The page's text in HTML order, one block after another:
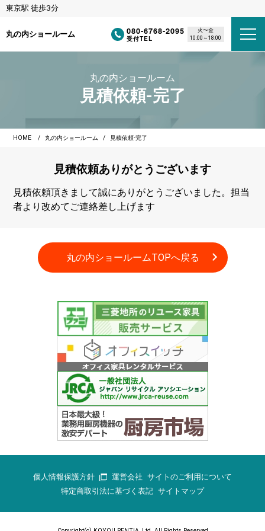
東京駅 徒歩3分
丸の内ショールーム 080-6768-2095
受付TEL
火〜金
10:00～18:00
丸の内ショールーム
見積依頼-完了
HOME 丸の内ショールーム 見積依頼-完了
見積依頼ありがとうございます
見積依頼頂きまして誠にありがとうございました。担当
者より改めてご連絡差し上げます
丸の内ショールームTOPへ戻る
個人情報保護方針 運営会社 サイトのご利用について
特定商取引法に基づく表記 サイトマップ